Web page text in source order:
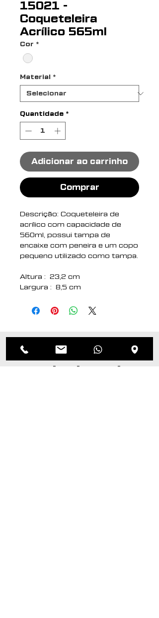
15021 -
Coqueteleira
Acrílico 565ml
Cor *
Material *
Quantidade *
Adicionar ao carrinho
Comprar
Descrição: Coqueteleira de
acrílico com capacidade de
560ml, possui tampa de
encaixe com peneira e um copo
pequeno utilizado como tampa.
Altura : 23,2 cm
Largura : 8,5 cm
Medidas aproximadas para
Peso aproximado (g): 126
Produtos